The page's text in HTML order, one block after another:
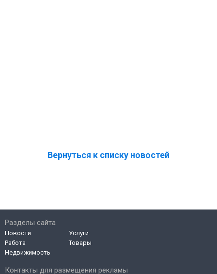
Вернуться к списку новостей
Контакты для размещения рекламы
Разделы сайта
Новости
Работа
Недвижимость
Услуги
Товары